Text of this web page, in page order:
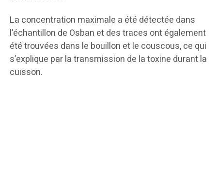
​La concentration maximale a été détectée dans
l’échantillon de Osban et des traces ont également
été trouvées dans le bouillon et le couscous, ce qui
s’explique par la transmission de la toxine durant la
cuisson.